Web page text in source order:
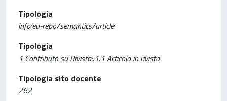
Tipologia
info:eu-repo/semantics/article
Tipologia
1 Contributo su Rivista::1.1 Articolo in rivista
Tipologia sito docente
262